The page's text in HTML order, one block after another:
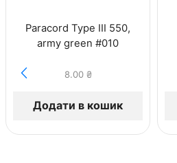
Paracord Type III 550,
army green #010
8.00₴
Додати в кошик